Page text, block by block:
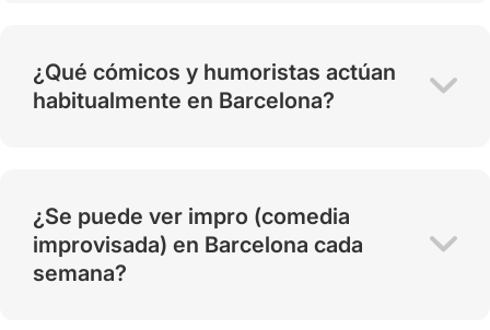
¿Qué cómicos y humoristas actúan
habitualmente en Barcelona?
¿Se puede ver impro (comedia
improvisada) en Barcelona cada
semana?